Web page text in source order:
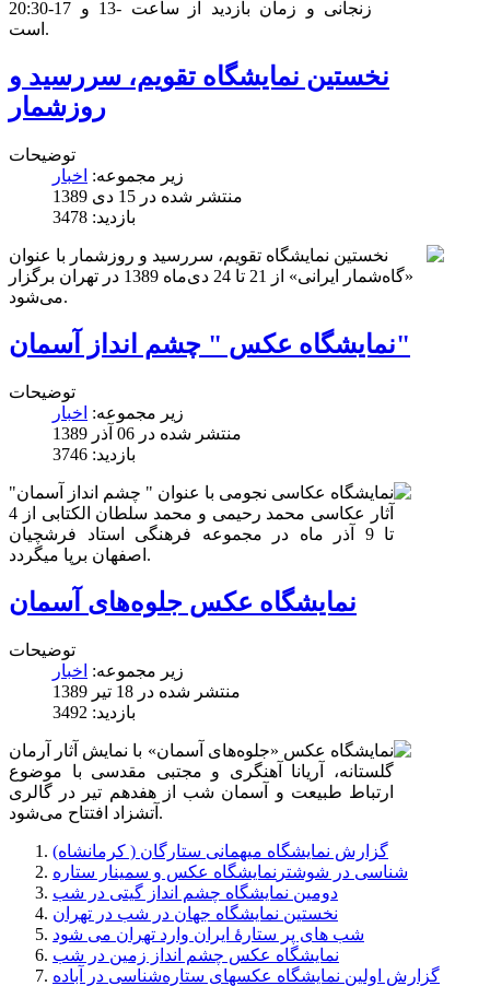
زنجانی و زمان بازدید از ساعت -13 و 17-20:30
است.
نخستین نمایشگاه تقویم، سررسید و
روزشمار
توضیحات
زیر مجموعه: اخبار
منتشر شده در 15 دی 1389
بازدید: 3478
نخستین نمایشگاه تقویم، سررسید و روزشمار با عنوان
«گاه‌شمار ایرانی» از 21 تا 24 دی‌ماه 1389 در تهران برگزار
می‌شود.
نمایشگاه عکس " چشم انداز آسمان"
توضیحات
زیر مجموعه: اخبار
منتشر شده در 06 آذر 1389
بازدید: 3746
نمایشگاه عکاسی نجومی با عنوان " چشم انداز آسمان"
آثار عکاسی محمد رحیمی و محمد سلطان الکتابی از 4
تا 9 آذر ماه در مجموعه فرهنگی استاد فرشچیان
اصفهان برپا میگردد.
نمایشگاه عکس جلوه‌های آسمان
توضیحات
زیر مجموعه: اخبار
منتشر شده در 18 تیر 1389
بازدید: 3492
نمایشگاه عکس «جلوه‌های آسمان» با نمایش آثار آرمان
گلستانه، آریانا آهنگری و مجتبی مقدسی با موضوع
ارتباط طبیعت و آسمان شب از هفدهم تیر در گالری
آتشزاد افتتاح می‌شود.
گزارش نمایشگاه میهمانی ستارگان ( کرمانشاه)
نمایشگاه عکس و سمینار ستاره‎‌شناسی در شوشتر
دومین نمایشگاه چشم انداز گیتی در شب
نخستین نمایشگاه جهان در شب در تهران
شب های پر ستارۀ ایران وارد تهران می شود
نمایشگاه عکس چشم انداز زمین در شب
گزارش اولین نمایشگاه عکسهای ستاره‌شناسی در آباده